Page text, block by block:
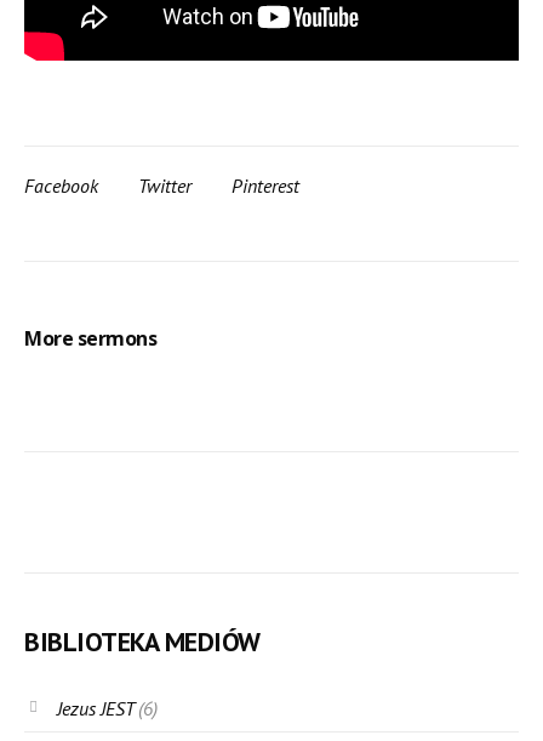
Facebook Twitter Pinterest
More sermons
BIBLIOTEKA MEDIÓW
Jezus JEST(6)